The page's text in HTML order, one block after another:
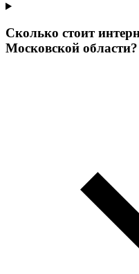
Сколько стоит
Московской области?